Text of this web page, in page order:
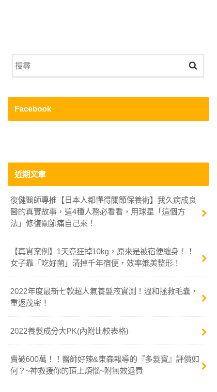
Facebook
近期文章
復健醫師專推【日本人都懂得關節保養術】我久病成良
醫的真實故事，這4種人務必看看，用球星「這個方
法」修復關節痛自己來！
【真實案例】1天竟狂掉10kg，原來是被宿便纏身！！
女子靠「吃好菌」清掉千年宿便，效率媲美整形！
2022年度最新七款超人氣養髮液實測！溫和拯救毛囊，
重返茂密！
2022養髮成分大PK(內附比較表格)
賣破600萬！！醫師好辣&東森報導的『多髮寶』評價如
何？~神救援你的頂上煩惱~附無效退費